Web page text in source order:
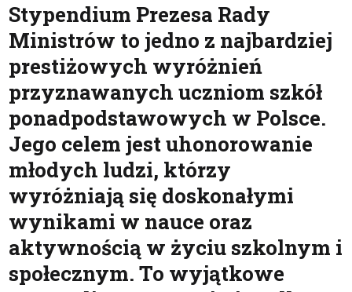
Stypendium Prezesa Rady
Ministrów to jedno z najbardziej
prestiżowych wyróżnień
przyznawanych uczniom szkół
ponadpodstawowych w Polsce.
Jego celem jest uhonorowanie
młodych ludzi, którzy
wyróżniają się doskonałymi
wynikami w nauce oraz
aktywnością w życiu szkolnym i
społecznym. To wyjątkowe